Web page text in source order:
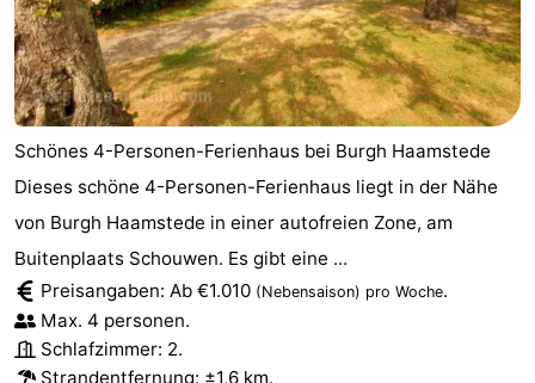
Schönes 4-Personen-Ferienhaus bei Burgh Haamstede
Dieses schöne 4-Personen-Ferienhaus liegt in der Nähe
von Burgh Haamstede in einer autofreien Zone, am
Buitenplaats Schouwen. Es gibt eine ...
Preisangaben: Ab €1.010 (Nebensaison) pro Woche.
Max. 4 personen.
Schlafzimmer: 2.
Strandentfernung: ±1,6 km.